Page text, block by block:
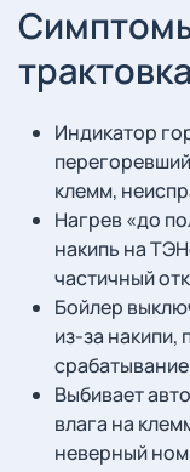
трактовка
Индикатор
клемм,
Нагрев «до
накипь на
частичный
Бойлер
из-за накипи,
Выбивает
влага на
неверный